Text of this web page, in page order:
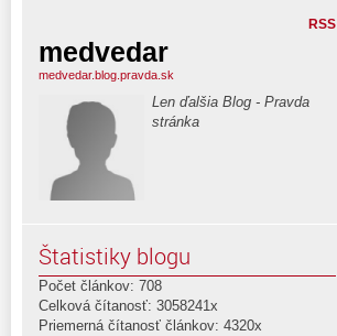
RSS
medvedar
medvedar.blog.pravda.sk
Len ďalšia Blog - Pravda
stránka
Štatistiky blogu
Počet článkov: 708
Celková čítanosť: 3058241x
Priemerná čítanosť článkov: 4320x